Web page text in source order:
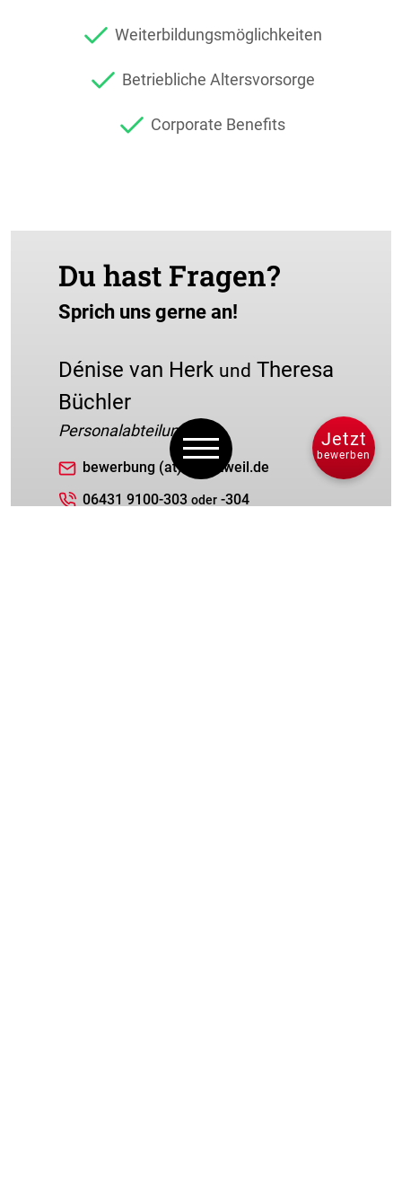
Weiterbildungsmöglichkeiten
Betriebliche Altersvorsorge
Corporate Benefits
Du hast Fragen?
Sprich uns gerne an!
Dénise van Herk und Theresa
Büchler
Personalabteilung
bewerbung (at) albertweil.de
06431 9100-303 oder -304
Jetzt
bewerben